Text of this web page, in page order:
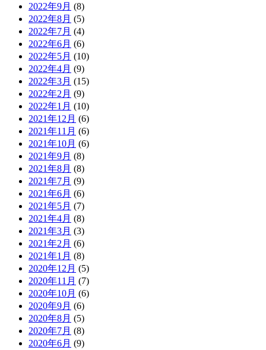
2022年9月 (8)
2022年8月 (5)
2022年7月 (4)
2022年6月 (6)
2022年5月 (10)
2022年4月 (9)
2022年3月 (15)
2022年2月 (9)
2022年1月 (10)
2021年12月 (6)
2021年11月 (6)
2021年10月 (6)
2021年9月 (8)
2021年8月 (8)
2021年7月 (9)
2021年6月 (6)
2021年5月 (7)
2021年4月 (8)
2021年3月 (3)
2021年2月 (6)
2021年1月 (8)
2020年12月 (5)
2020年11月 (7)
2020年10月 (6)
2020年9月 (6)
2020年8月 (5)
2020年7月 (8)
2020年6月 (9)